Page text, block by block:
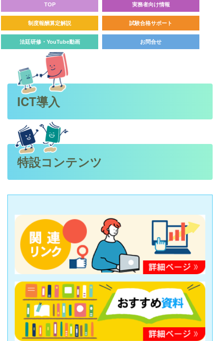
TOP 実務者向け情報
制度報酬算定解説 試験合格サポート
法廷研修・YouTube動画 お問合せ
ICT導入
特設コンテンツ